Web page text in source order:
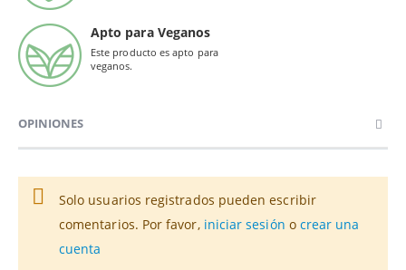
Apto para Veganos
Este producto es apto para
veganos.
OPINIONES
Solo usuarios registrados pueden escribir
comentarios. Por favor, iniciar sesión o crear una
cuenta